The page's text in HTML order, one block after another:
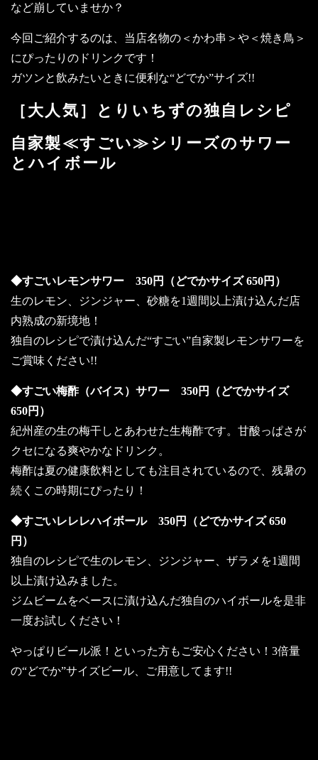
など崩していませか？
今回ご紹介するのは、当店名物の＜かわ串＞や＜焼き鳥＞
にぴったりのドリンクです！
ガツンと飲みたいときに便利な“どでか”サイズ!!
［大人気］とりいちずの独自レシピ
自家製≪すごい≫シリーズのサワー
とハイボール
◆すごいレモンサワー 350円（どでかサイズ 650円）
生のレモン、ジンジャー、砂糖を1週間以上漬け込んだ店
内熟成の新境地！
独自のレシピで漬け込んだ“すごい”自家製レモンサワーを
ご賞味ください!!
◆すごい梅酢（バイス）サワー 350円（どでかサイズ
650円）
紀州産の生の梅干しとあわせた生梅酢です。甘酸っぱさが
クセになる爽やかなドリンク。
梅酢は夏の健康飲料としても注目されているので、残暑の
続くこの時期にぴったり！
◆すごいレレレハイボール 350円（どでかサイズ 650
円）
独自のレシピで生のレモン、ジンジャー、ザラメを1週間
以上漬け込みました。
ジムビームをベースに漬け込んだ独自のハイボールを是非
一度お試しください！
やっぱりビール派！といった方もご安心ください！3倍量
の“どでか”サイズビール、ご用意してます!!